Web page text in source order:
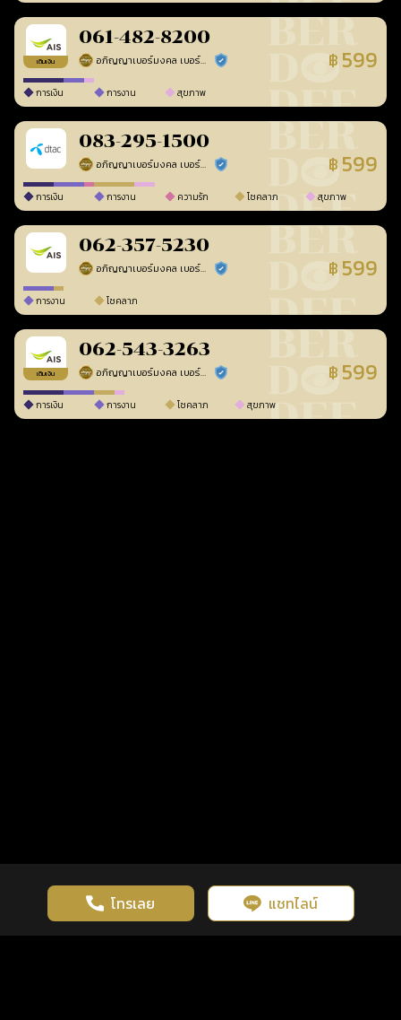
เติมเงิน
061-482-8200
อภิญญาเบอร์มงคล เบอร์สวยเลขศาสตร์ ร้านยืนยันแล้ว ฿ 599
การเงิน การงาน สุขภาพ
083-295-1500
อภิญญาเบอร์มงคล เบอร์สวยเลขศาสตร์ ร้านยืนยันแล้ว ฿ 599
การเงิน การงาน ความรัก โชคลาภ สุขภาพ
062-357-5230
อภิญญาเบอร์มงคล เบอร์สวยเลขศาสตร์ ร้านยืนยันแล้ว ฿ 599
การงาน โชคลาภ
เติมเงิน
062-543-3263
อภิญญาเบอร์มงคล เบอร์สวยเลขศาสตร์ ร้านยืนยันแล้ว ฿ 599
การเงิน การงาน โชคลาภ สุขภาพ
โทรเลย แชทไลน์
เว็บไซต์นี้มีการใช้งานคุกกี้ เพื่อเพิ่มประสิทธิภาพและประสบการณ์ที่ดี
ในการใช้งานเว็บไซต์ นโยบายความเป็นส่วนตัว
รู้ก่อน พร้อมกว่า ทุกจังหวะชีวิต คลิกดูดวงฟรี